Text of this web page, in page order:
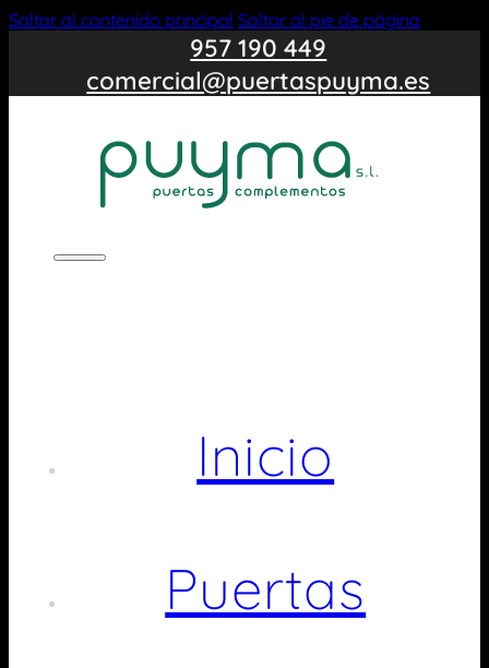
Saltar al contenido principal Saltar al pie de página
957 190 449
comercial@puertaspuyma.es
Inicio
Puertas